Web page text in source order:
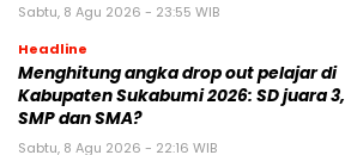
Sabtu, 8 Agu 2026 - 23:55 WIB
Headline
Menghitung angka drop out pelajar di
Kabupaten Sukabumi 2026: SD juara 3,
SMP dan SMA?
Sabtu, 8 Agu 2026 - 22:16 WIB